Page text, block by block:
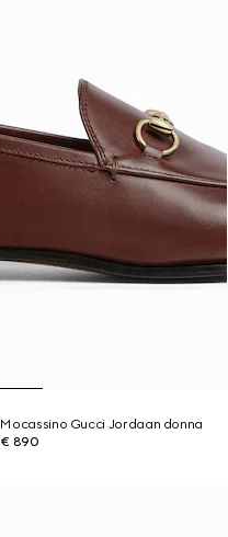
Mocassino Gucci Jordaan donna
€ 890